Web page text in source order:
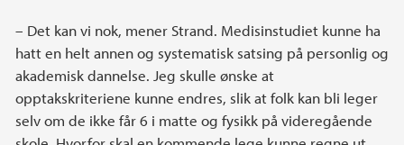
– Det kan vi nok, mener Strand. Medisinstudiet kunne ha
hatt en helt annen og systematisk satsing på personlig og
akademisk dannelse. Jeg skulle ønske at
opptakskriteriene kunne endres, slik at folk kan bli leger
selv om de ikke får 6 i matte og fysikk på videregående